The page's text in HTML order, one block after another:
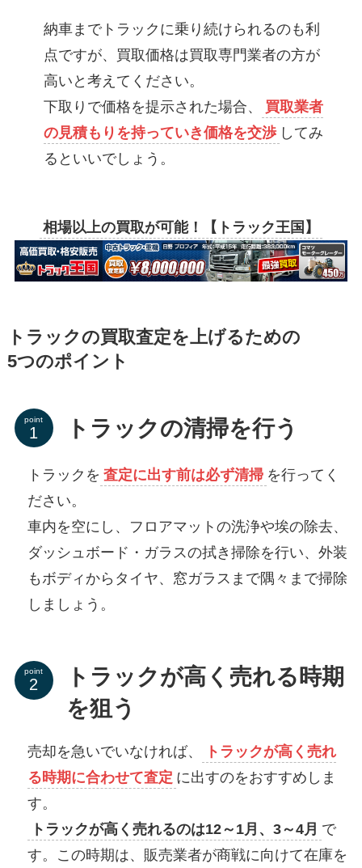
納車までトラックに乗り続けられるのも利
点ですが、買取価格は買取専門業者の方が
高いと考えてください。
下取りで価格を提示された場合、
買取業者
の見積もりを持っていき価格を交渉 してみ
るといいでしょう。
相場以上の買取が可能！【トラック王国】
トラックの買取査定を上げるための
5つのポイント
point トラックの清掃を行う
トラックを 査定に出す前は必ず清掃 を行ってく
ださい。
車内を空にし、フロアマットの洗浄や埃の除去、
ダッシュボード・ガラスの拭き掃除を行い、 外装
もボディからタイヤ、窓ガラスまで隅々まで掃除
しましょう。
point
トラックが高く売れる時期
を狙う
売却を急いでいなければ、
トラックが高く売れ
る時期に合わせて査定 に出すのをおすすめしま
す。
トラックが高く売れるのは12～1月、3～4月 で
す。
この時期は、販売業者が商戦に向けて在庫を